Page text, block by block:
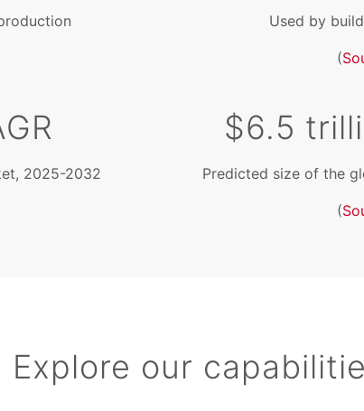
Used by
(
2025-2032
$6.5
Predicted size of the
(
Explore our